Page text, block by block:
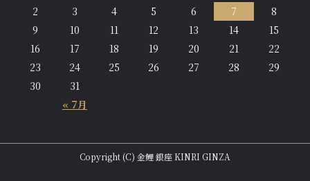
« 7月
2
3 4 5 6 7
8
9
10 11 12 13 14
15
16
17 18 19 20 21
22
23
24 25 26 27 28
29
30
31
Copyright (C) 金鯉 銀座 KINRI GINZA